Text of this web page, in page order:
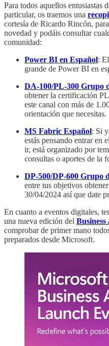
Para todos aquellos entusiastas
particular, os traemos una
cortesía de Ricardo Rincón,
novedad y podáis consultar
comunidad:
Power BI en Español:
grande de Power BI en
DA-100/PL-300 Grupo
obtener la certificación
este canal con más de
orientación que necesitas.
MS Fabric Español: Si
estás pensando entrar en
ir, está organizado por
consultas o aportes de la
DP-500/DP-600 Grupo
entre tus objetivos
30/04/2024 así que date
En cuanto a eventos digitales,
una nueva edición del
comprobar de primer mano
preparados desde Microsoft.